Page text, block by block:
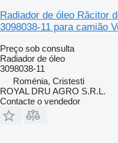
Radiador de óleo Răcitor
3098038-11 para camião
Preço sob consulta
Radiador de óleo
3098038-11
Roménia, Cristesti
ROYAL DRU AGRO S.R.L.
Contacte o vendedor